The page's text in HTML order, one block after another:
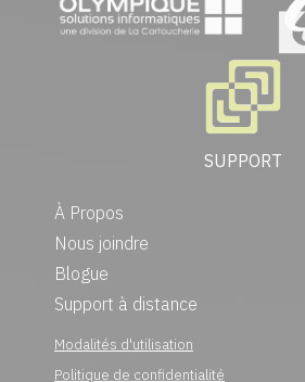
SUPPORT
À Propos
Nous joindre
Blogue
Support à distance
Modalités d'utilisation
Politique de confidentialité